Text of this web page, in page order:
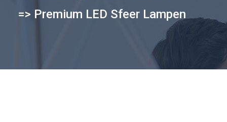
=> Premium LED Sfeer Lampen